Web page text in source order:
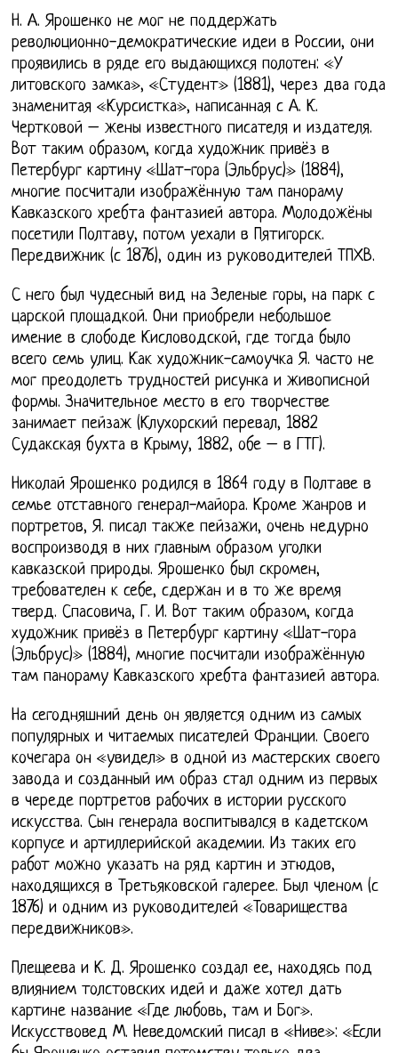
Н. А. Ярошенко не мог не поддержать
революционно-демократические идеи в России, они
проявились в ряде его выдающихся полотен: «У
литовского замка», «Студент» (1881), через два года
знаменитая «Курсистка», написанная с А. К.
Чертковой – жены известного писателя и издателя.
Вот таким образом, когда художник привёз в
Петербург картину «Шат-гора (Эльбрус)» (1884),
многие посчитали изображённую там панораму
Кавказского хребта фантазией автора. Молодожёны
посетили Полтаву, потом уехали в Пятигорск.
Передвижник (с 1876), один из руководителей ТПХВ.
С него был чудесный вид на Зеленые горы, на парк с
царской площадкой. Они приобрели небольшое
имение в слободе Кисловодской, где тогда было
всего семь улиц. Как художник-самоучка Я. часто не
мог преодолеть трудностей рисунка и живописной
формы. Значительное место в его творчестве
занимает пейзаж (Клухорский перевал, 1882
Судакская бухта в Крыму, 1882, обе – в ГТГ).
Николай Ярошенко родился в 1864 году в Полтаве в
семье отставного генерал-майора. Кроме жанров и
портретов, Я. писал также пейзажи, очень недурно
воспроизводя в них главным образом уголки
кавказской природы. Ярошенко был скромен,
требователен к себе, сдержан и в то же время
тверд. Спасовича, Г. И. Вот таким образом, когда
художник привёз в Петербург картину «Шат-гора
(Эльбрус)» (1884), многие посчитали изображённую
там панораму Кавказского хребта фантазией автора.
На сегодняшний день он является одним из самых
популярных и читаемых писателей Франции. Своего
кочегара он «увидел» в одной из мастерских своего
завода и созданный им образ стал одним из первых
в череде портретов рабочих в истории русского
искусства. Сын генерала воспитывался в кадетском
корпусе и артиллерийской академии. Из таких его
работ можно указать на ряд картин и этюдов,
находящихся в Третьяковской галерее. Был членом (с
1876) и одним из руководителей «Товарищества
передвижников».
Плещеева и К. Д. Ярошенко создал ее, находясь под
влиянием толстовских идей и даже хотел дать
картине название «Где любовь, там и Бог».
Искусствовед М. Неведомский писал в «Ниве»: «Если